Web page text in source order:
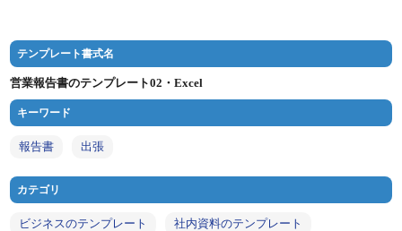
テンプレート書式名
営業報告書のテンプレート02・Excel
キーワード
報告書 出張
カテゴリ
ビジネスのテンプレート 社内資料のテンプレート